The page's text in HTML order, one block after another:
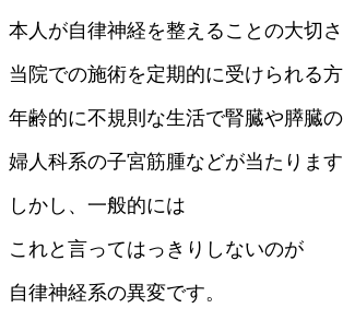
本人が自律神経を整えることの大切
当院での施術を定期的に受けられる方
年齢的に不規則な生活で腎臓や膵臓
婦人科系の子宮筋腫などが当たります
しかし、一般的には
これと言ってはっきりしないのが
自律神経系の異変です。